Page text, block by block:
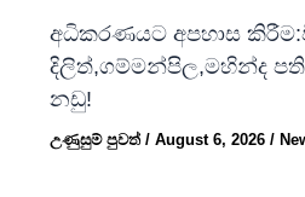
අධිකරණයට අපහාස
දිලිත්,ගම්මන්පිල,මහින්ද
නඩු!
උණුසුම් පුවත්/August 6, 2026/